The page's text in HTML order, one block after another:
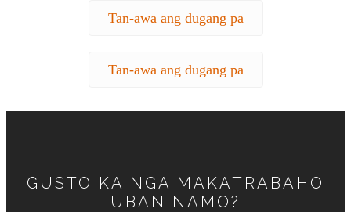
Tan-awa ang dugang pa
Tan-awa ang dugang pa
GUSTO KA NGA MAKATRABAHO
UBAN NAMO?